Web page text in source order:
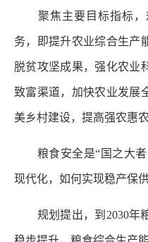
聚焦主要目标指标，
务，即提升农业综合生产
脱贫攻坚成果，强化农业
致富渠道，加快农业发展
美乡村建设，提高强农惠
粮食安全是“国之大者”
现代化，如何实现稳产保供
规划提出，到2030年